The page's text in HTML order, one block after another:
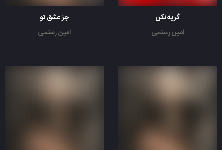
گریه نکن
امین رستمی
جز عشق تو
امین رستمی